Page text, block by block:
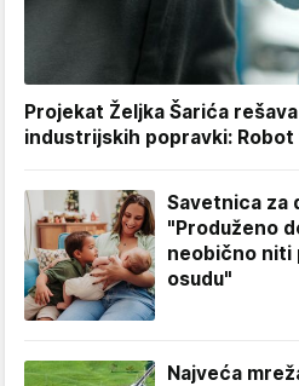
Projekat Željka Šarića
industrijskih popravki:
Savetnica za
"Produženo
neobično niti
osudu"
Najveća